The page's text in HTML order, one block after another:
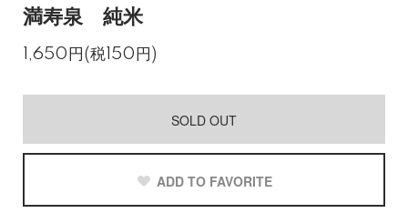
満寿泉 純米
1,650円(税150円)
SOLD OUT
ADD TO FAVORITE